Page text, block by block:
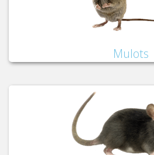
Mulots